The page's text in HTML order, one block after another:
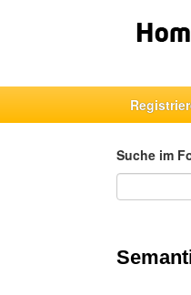
Suche im
Suche im